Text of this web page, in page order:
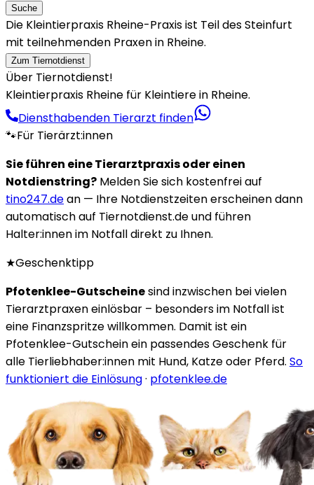
Suche
Die Kleintierpraxis Rheine-Praxis ist Teil des Steinfurt
mit teilnehmenden Praxen in Rheine.
Zum Tiernotdienst
Über Tiernotdienst!
Kleintierpraxis Rheine für Kleintiere in Rheine.
Diensthabenden Tierarzt finden
🐾Für Tierärzt:innen
Sie führen eine Tierarztpraxis oder einen
Notdienstring? Melden Sie sich kostenfrei auf
tino247.dean — Ihre Notdienstzeiten erscheinen dann
automatisch auf Tiernotdienst.de und führen
Halter:innen im Notfall direkt zu Ihnen.
★Geschenktipp
Pfotenklee-Gutscheinesind inzwischen bei vielen
Tierarztpraxen einlösbar – besonders im Notfall ist
eine Finanzspritze willkommen. Damit ist ein
Pfotenklee-Gutschein ein passendes Geschenk für
alle Tierliebhaber:innen mit Hund, Katze oder Pferd. So
funktioniert die Einlösung· pfotenklee.de